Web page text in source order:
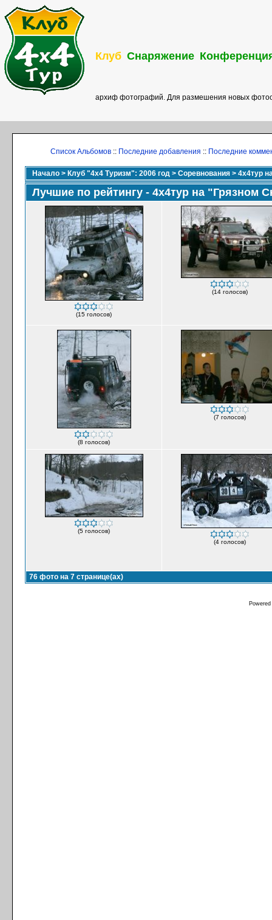
Клуб Снаряжение
архиф фотографий. Для размешения новых
Список Альбомов:: Последние добавления :: Последние
Начало > Клуб "4х4 Туризм": 2006 год > Соревнования > 4х4тур
Лучшие по рейтингу - 4х4тур на "Грязном
(15 голосов)
(14 голосов)
(8 голосов)
(7 голосов)
(5 голосов)
(4 голосов)
76 фото на 7 странице(ах)